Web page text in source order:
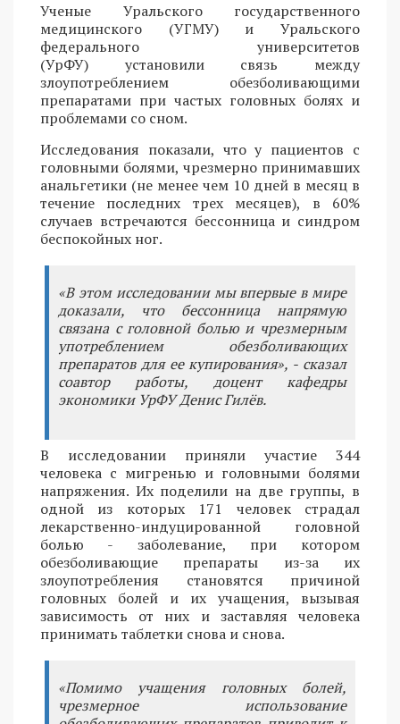
Ученые Уральского государственного
медицинского (УГМУ) и Уральского
федерального университетов
(УрФУ) установили связь между
злоупотреблением обезболивающими
препаратами при частых головных болях и
проблемами со сном.
Исследования показали, что у пациентов с
головными болями, чрезмерно принимавших
анальгетики (не менее чем 10 дней в месяц в
течение последних трех месяцев), в 60%
случаев встречаются бессонница и синдром
беспокойных ног.
«В этом исследовании мы впервые в мире
доказали, что бессонница напрямую
связана с головной болью и чрезмерным
употреблением обезболивающих
препаратов для ее купирования», - сказал
соавтор работы, доцент кафедры
экономики УрФУ Денис Гилёв.
В исследовании приняли участие 344
человека с мигренью и головными болями
напряжения. Их поделили на две группы, в
одной из которых 171 человек страдал
лекарственно-индуцированной головной
болью - заболевание, при котором
обезболивающие препараты из-за их
злоупотребления становятся причиной
головных болей и их учащения, вызывая
зависимость от них и заставляя человека
принимать таблетки снова и снова.
«Помимо учащения головных болей,
чрезмерное использование